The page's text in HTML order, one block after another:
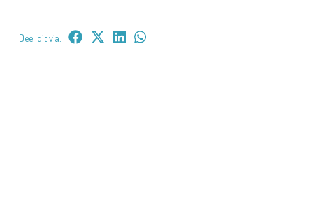
Deel dit via: